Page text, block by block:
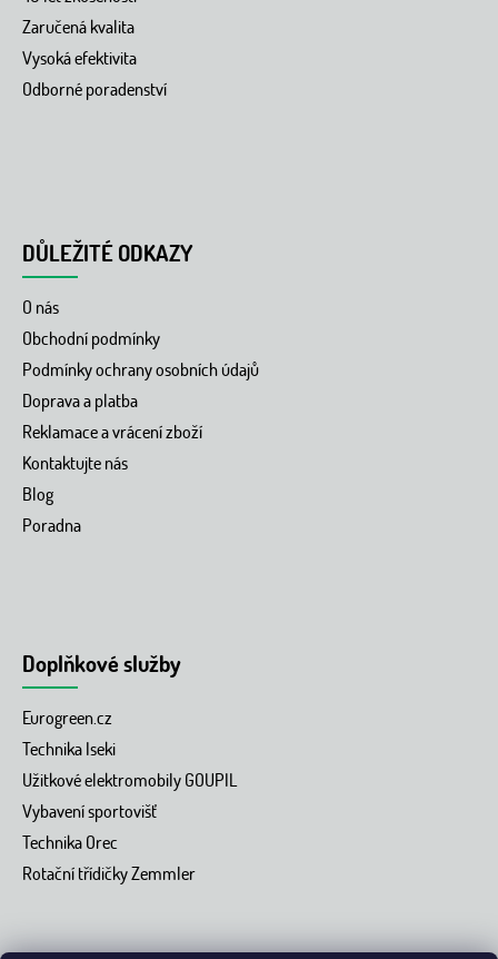
Zaručená kvalita
Vysoká efektivita
Odborné poradenství
DŮLEŽITÉ ODKAZY
O nás
Obchodní podmínky
Podmínky ochrany osobních údajů
Doprava a platba
Reklamace a vrácení zboží
Kontaktujte nás
Blog
Poradna
Doplňkové služby
Eurogreen.cz
Technika Iseki
Užitkové elektromobily GOUPIL
Vybavení sportovišť
Technika Orec
Rotační třídičky Zemmler